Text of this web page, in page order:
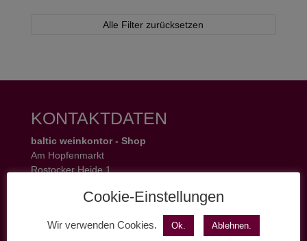
Alle Filter zurücksetzen
KONTAKTDATEN
baltic weinkontor - Shop
Am Hopfenmarkt
Rostocker Heide 1
Tel.: 0381 37 50 77 22
Mo - Fr 11 - 19 Uhr
Cookie-Einstellungen
Wir verwenden Cookies. Ok. Ablehnen.